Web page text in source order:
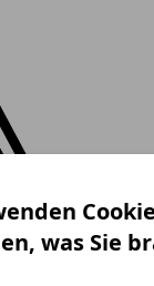
was Sie